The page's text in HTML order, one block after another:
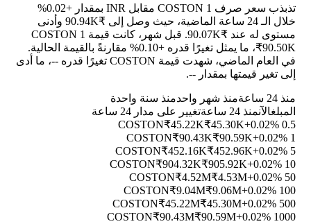
تذبذب سعر صرف 1 COSTON مقابل INR بمقدار
+0.02%
خلال الـ 24 ساعة الماضية، حيث وصل إلى ₹90.94K وأدنى
مستوى له عند ₹90.07K. قبل شهر، كانت قيمة 1 COSTON
₹90.50K، ما يمثل تغيرًا قدره
+0.10%
مقارنةً بالقيمة الحالية.
في العام الماضي، شهدت قيمة COSTON تغيرًا قدره
--، ما أدى
إلى تغير قيمتها بمقدار --
.
منذ 24 ساعة منذ شهر واحدمنذ سنة واحدة
المبلغالآنمنذ 24 ساعة
تغيير على مدار 24 ساعة
0.5 COSTON
₹45.22K₹45.30K+0.02%
1 COSTON
₹90.43K₹90.59K+0.02%
5 COSTON
₹452.16K₹452.96K+0.02%
10 COSTON
₹904.32K₹905.92K+0.02%
50 COSTON
₹4.52M₹4.53M+0.02%
100 COSTON
₹9.04M₹9.06M+0.02%
500 COSTON
₹45.22M₹45.30M+0.02%
1000 COSTON
₹90.43M₹90.59M+0.02%